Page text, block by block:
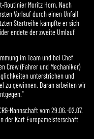
Routinier Moritz Horn. Nach
Vorlauf durch einen Unfall
Startreihe kämpfte er sich
endete der zweite Umlauf
im Team und bei Chef
Crew (Fahrer und Mechaniker)
unterstrichen und
zu gewinnen. Daran arbeiten wir
Mannschaft vom 29.06.-02.07.
der Kart Europameisterschaft